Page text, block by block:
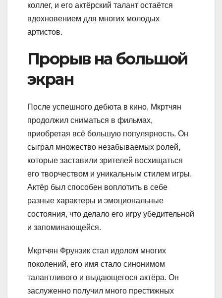
коллег, и его актёрский талант остаётся
вдохновением для многих молодых
артистов.
Прорыв на большой
экран
После успешного дебюта в кино, Мкртчян
продолжил сниматься в фильмах,
приобретая всё большую популярность. Он
сыграл множество незабываемых ролей,
которые заставили зрителей восхищаться
его творчеством и уникальным стилем игры.
Актёр был способен воплотить в себе
разные характеры и эмоциональные
состояния, что делало его игру убедительной
и запоминающейся.
Мкртчян Фрунзик стал идолом многих
поколений, его имя стало синонимом
талантливого и выдающегося актёра. Он
заслуженно получил много престижных